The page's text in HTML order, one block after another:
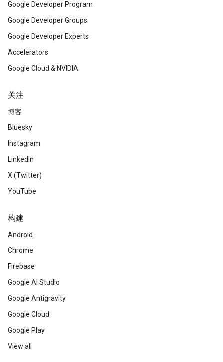
Google Developer Program
Google Developer Groups
Google Developer Experts
Accelerators
Google Cloud & NVIDIA
关注
博客
Bluesky
Instagram
LinkedIn
X (Twitter)
YouTube
构建
Android
Chrome
Firebase
Google AI Studio
Google Antigravity
Google Cloud
Google Play
View all